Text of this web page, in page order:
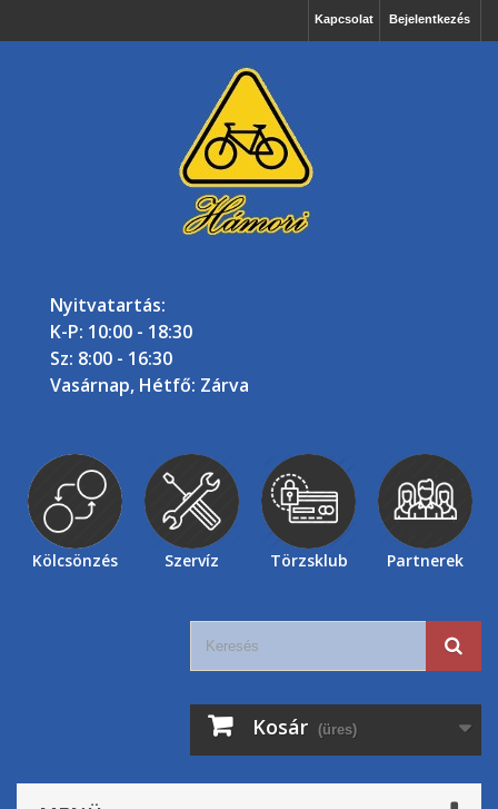
Bejelentkezés
Kapcsolat
Nyitvatartás:
K-P: 10:00 - 18:30
Sz: 8:00 - 16:30
Vasárnap, Hétfő: Zárva
Kölcsönzés Szervíz Törzsklub Partnerek
Kosár (üres)